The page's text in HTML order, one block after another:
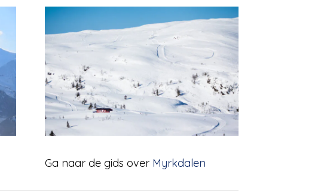
Ga naar de gids over Myrkdalen